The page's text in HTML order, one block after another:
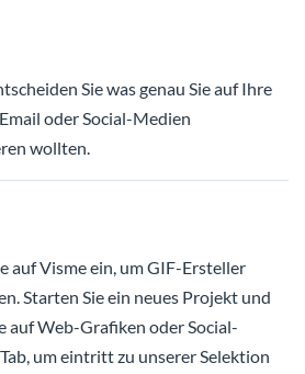
Sie was genau Sie auf Ihre
oder Social-Medien
wollten.
auf Visme ein, um GIF-Ersteller
Starten Sie ein neues Projekt und
auf Web-Grafiken oder Social-
um eintritt zu unserer Selektion